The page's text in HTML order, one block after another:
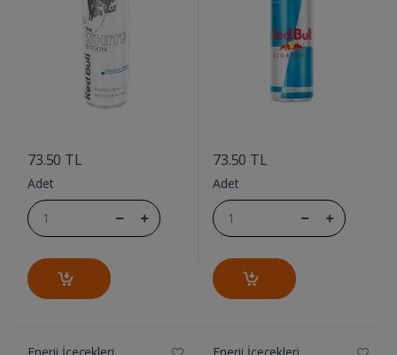
73.50 TL
Adet
73.50 TL
Adet
Enerji İçecekleri Enerji İçecekleri